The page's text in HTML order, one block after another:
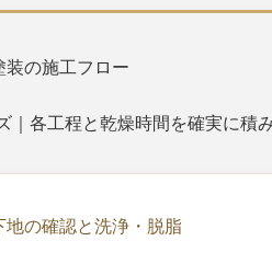
装の施工フロー
｜各工程と乾燥時間を確実に積
地の確認と洗浄・脱脂